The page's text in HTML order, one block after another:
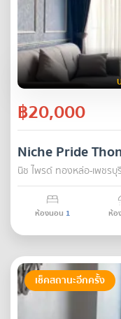
฿20,000
Niche Pride
นิช ไพรด์ ทองหล่อ-เพชรบุ
ห้องนอน 1 ห้อ
เช็คสถานะอีกครั้ง